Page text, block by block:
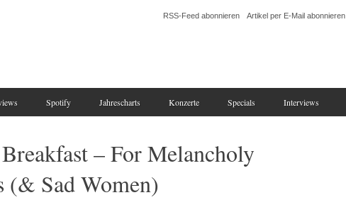
RSS-Feed abonnieren Artikel per E-Mail abonnieren
Spotify Jahrescharts Konzerte Specials Interviews
Breakfast – For Melancholy
(& Sad Women)